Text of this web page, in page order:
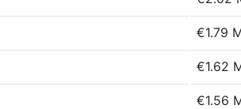
€1.79
€1.62
€1.56